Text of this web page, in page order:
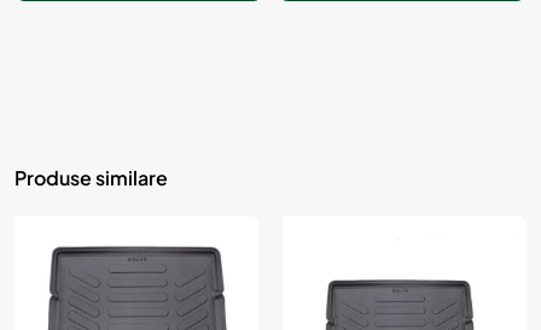
Produse similare